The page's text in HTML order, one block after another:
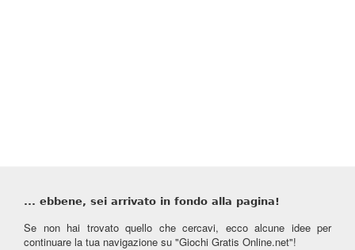
... ebbene, sei arrivato in fondo alla pagina!
Se non hai trovato quello che cercavi, ecco alcune idee per
continuare la tua navigazione su "Giochi Gratis Online.net"!